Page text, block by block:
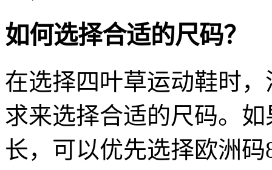
如何选择合适的尺码？
在选择四叶草运动鞋时
求来选择合适的尺码。
长，可以优先选择欧洲